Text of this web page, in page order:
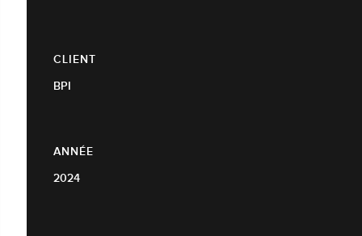
CLIENT
BPI
ANNÉE
2024